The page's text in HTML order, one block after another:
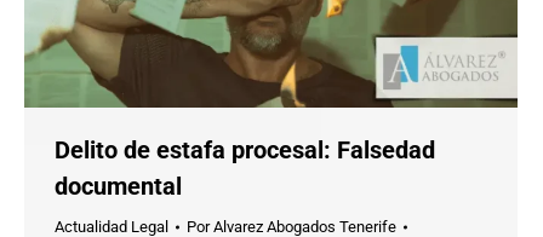
Delito de estafa procesal: Falsedad
documental
Actualidad Legal PorAlvarez Abogados Tenerife